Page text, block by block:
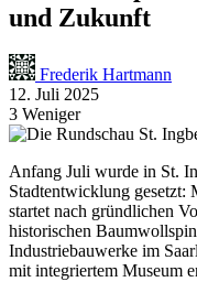
und Zukunft
Frederik Hartmann
12. Juli 2025
3 Weniger
Anfang Juli wurde in St.
Stadtentwicklung gesetzt:
startet nach gründlichen
historischen
Industriebauwerke im
mit integriertem Museum